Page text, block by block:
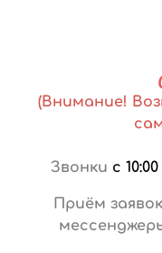
(Внимание!
Звонки с
Приём